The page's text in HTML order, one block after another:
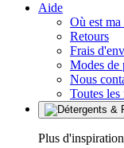
Aide
Où est ma
Retours
Frais
Modes de
Nous
Toutes
Plus d'inspiration